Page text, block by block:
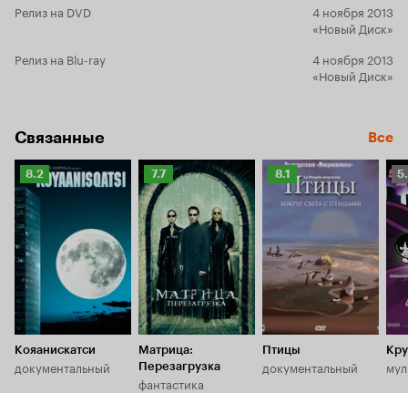
Релиз на DVD
4 ноября 2013
«Новый Диск»
Релиз на Blu-ray
4 ноября 2013
«Новый Диск»
Связанные Все
Рейтинг
Кинопоиска
8.2
8.2
Кояанискатси
документальный
Рейтинг
Кинопоиска
7.7
7.7
Матрица:
Перезагрузка
фантастика
Рейтинг
Кинопоиска
8.1
8.1
Птицы
документальный